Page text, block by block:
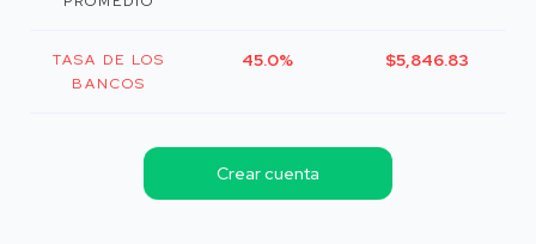
TASA DE LOS
BANCOS
45.0% $5,846.83
Crear cuenta